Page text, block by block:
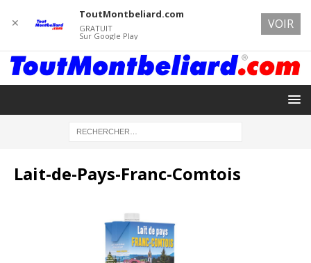
Lait-de-Pays-Franc-Comtois
✕
ToutMontbeliard.com
GRATUIT
Sur Google Play
VOIR